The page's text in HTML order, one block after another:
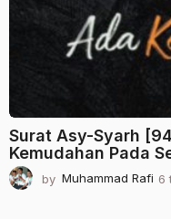
Surat Asy-Syarh
Kemudahan Pada
by Muhammad Rafi 6